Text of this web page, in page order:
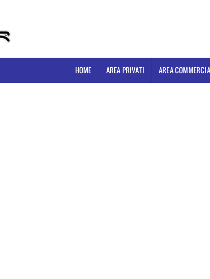
HOME AREA PRIVATI AREA